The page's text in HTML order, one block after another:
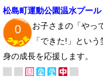
松島町運動公園温水プール
0
お子さまの「やっ
「できた!」とい
身の成長を応援します。